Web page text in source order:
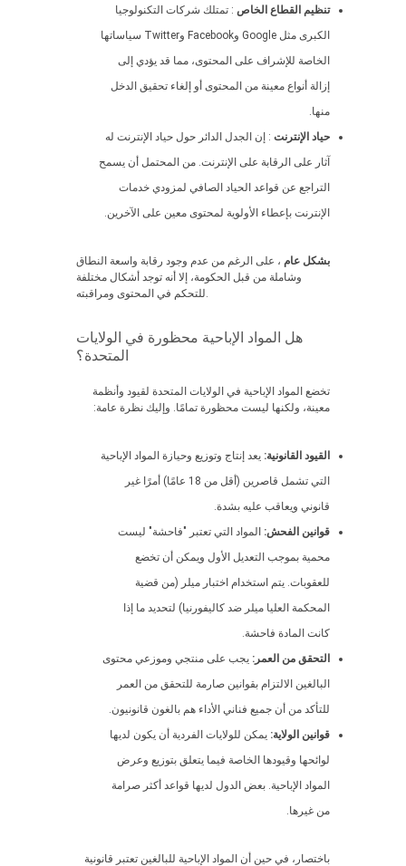
تنظيم القطاع الخاص : تمتلك شركات التكنولوجيا
الكبرى مثل Google وFacebook وTwitter سياساتها
الخاصة للإشراف على المحتوى، مما قد يؤدي إلى
إزالة أنواع معينة من المحتوى أو إلغاء تحقيق الدخل
منها.
حياد الإنترنت : إن الجدل الدائر حول حياد الإنترنت له
آثار على الرقابة على الإنترنت. من المحتمل أن يسمح
التراجع عن قواعد الحياد الصافي لمزودي خدمات
الإنترنت بإعطاء الأولوية لمحتوى معين على الآخرين.
بشكل عام ، على الرغم من عدم وجود رقابة واسعة النطاق
وشاملة من قبل الحكومة، إلا أنه توجد أشكال مختلفة
للتحكم في المحتوى ومراقبته.
هل المواد الإباحية محظورة في الولايات
المتحدة؟
تخضع المواد الإباحية في الولايات المتحدة لقيود وأنظمة
معينة، ولكنها ليست محظورة تمامًا. وإليك نظرة عامة:
القيود القانونية: يعد إنتاج وتوزيع وحيازة المواد الإباحية
التي تشمل قاصرين (أقل من 18 عامًا) أمرًا غير
قانوني ويعاقب عليه بشدة.
قوانين الفحش: المواد التي تعتبر "فاحشة" ليست
محمية بموجب التعديل الأول ويمكن أن تخضع
للعقوبات. يتم استخدام اختبار ميلر (من قضية
المحكمة العليا ميلر ضد كاليفورنيا) لتحديد ما إذا
كانت المادة فاحشة.
التحقق من العمر: يجب على منتجي وموزعي محتوى
البالغين الالتزام بقوانين صارمة للتحقق من العمر
للتأكد من أن جميع فناني الأداء هم بالغون قانونيون.
قوانين الولاية: يمكن للولايات الفردية أن يكون لديها
لوائحها وقيودها الخاصة فيما يتعلق بتوزيع وعرض
المواد الإباحية. بعض الدول لديها قواعد أكثر صرامة
من غيرها.
باختصار، في حين أن المواد الإباحية للبالغين تعتبر قانونية